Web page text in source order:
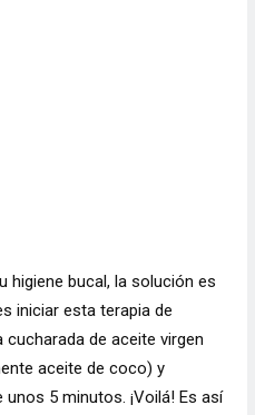
higiene bucal, la solución es
iniciar esta terapia de
de aceite virgen
aceite de coco) y
5 minutos. ¡Voilá! Es así